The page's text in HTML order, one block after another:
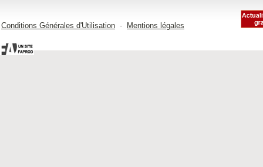
Conditions Générales d'Utilisation - Mentions légales